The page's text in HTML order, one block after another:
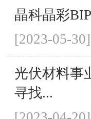
晶科晶彩
[2023-05-30]
光伏材料事
寻找...